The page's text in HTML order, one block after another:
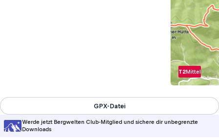
T2Mittel
Werde jetzt Bergwelten Club-Mitglied und sichere dir unbegrenzte
Downloads
GPX-Datei